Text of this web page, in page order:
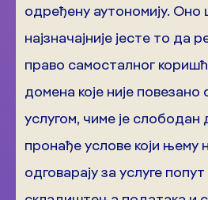
одређену аутономију. Оно
најзначајније јесте то да
право самосталног
домена које није повезано
услугом, чиме је
пронађе услове који њему
одговарају за услуге